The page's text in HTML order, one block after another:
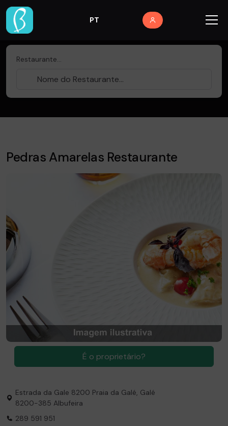
PT
Restaurante...
Pedras Amarelas Restaurante
É o proprietário?
Estrada da Gale 8200 Praia da Galé, Galé
8200-385 Albufeira
289 591 951